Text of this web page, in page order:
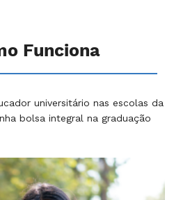
Funciona
universitário nas escolas da
bolsa integral na graduação